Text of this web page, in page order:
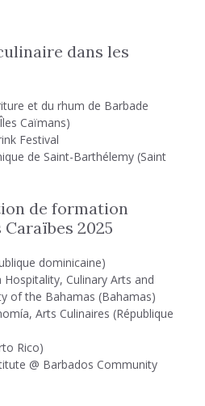
dans les
et du rhum de Barbade
Caïmans)
Festival
de Saint-Barthélemy (Saint
de formation
2025
dominicaine)
Culinary Arts and
of the Bahamas (Bahamas)
Arts Culinaires (République
Rico)
@ Barbados Community